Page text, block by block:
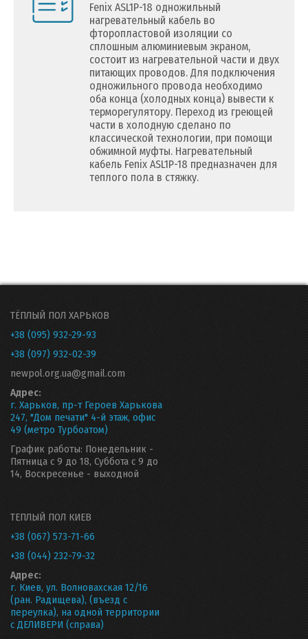
Fenix ASL1P-18 одножильный
нагревательный кабель во
фторопластовой изоляции со
сплошным алюминиевым экраном,
состоит из нагревательной части и двух
питающих проводов. Для подключения
одножильного провода необходимо
оба конца (холодных конца) вывести к
терморегулятору. Переход из греющей
части в холодную сделано по
классической технологии, при помощи
обжимной муфты. Нагревательный
кабель Fenix ASL1P-18 предназначен для
теплого пола в стяжку.
ТЁПЛЫЙ ПОЛ ХАРЬКОВ
+38 (095) 932-29-93
+38 (097) 932-02-39
newpol.org.ua@gmail.com
Адрес:
г. Харьков, пр-т Героев Харькова
247, "Дом печати" 4-й этаж, офис
49 (метро Турбоатом)
График работы: Понедельник -
Пятница с 9 до 18, Суббота с 9 до
14, Воскресенье - выходной
ТЕПЛЫЙ ПОЛ КИЕВ
+38 (067) 573-71-66
+38 (044) 232-79-32
Адрес:
г. Киев, ул. Волновахская 12/16
(ран. Радищева), (въезд с
переулка), на одной территории
с ДЕЛИВЕРИ (справа)